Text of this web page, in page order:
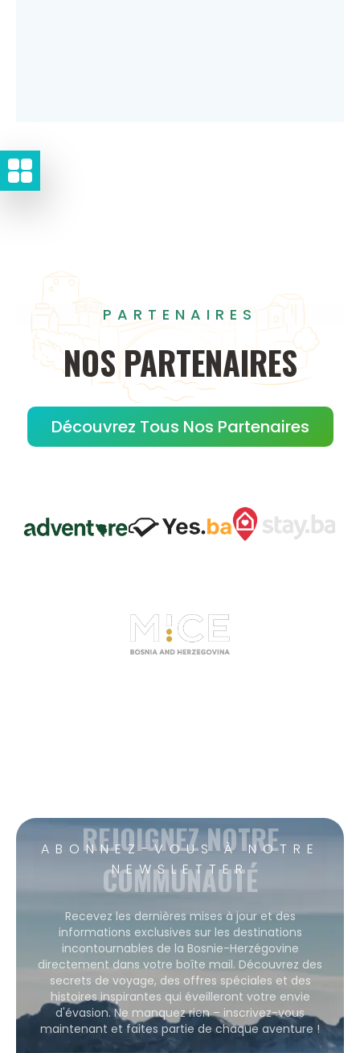
PARTENAIRES
NOS PARTENAIRES
Découvrez Tous Nos Partenaires
ABONNEZ-VOUS À NOTRE
NEWSLETTER
REJOIGNEZ NOTRE
COMMUNAUTÉ
Recevez les dernières mises à jour et des
informations exclusives sur les destinations
incontournables de la Bosnie-Herzégovine
directement dans votre boîte mail. Découvrez des
secrets de voyage, des offres spéciales et des
histoires inspirantes qui éveilleront votre envie
d'évasion. Ne manquez rien – inscrivez-vous
maintenant et faites partie de chaque aventure !